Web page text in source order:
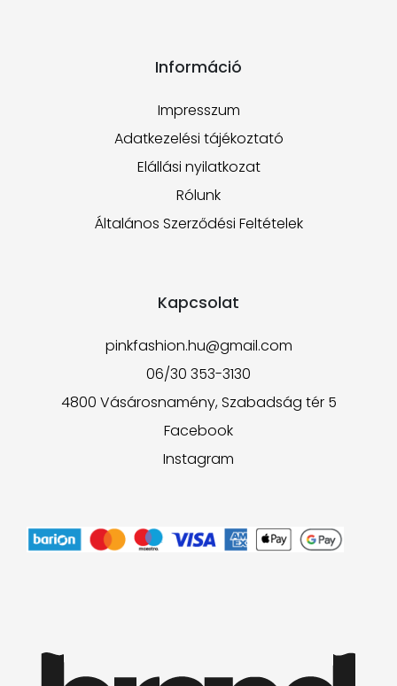
Információ
Impresszum
Adatkezelési tájékoztató
Elállási nyilatkozat
Rólunk
Általános Szerződési Feltételek
Kapcsolat
pinkfashion.hu@gmail.com
06/30 353-3130
4800 Vásárosnamény, Szabadság tér 5
Facebook
Instagram